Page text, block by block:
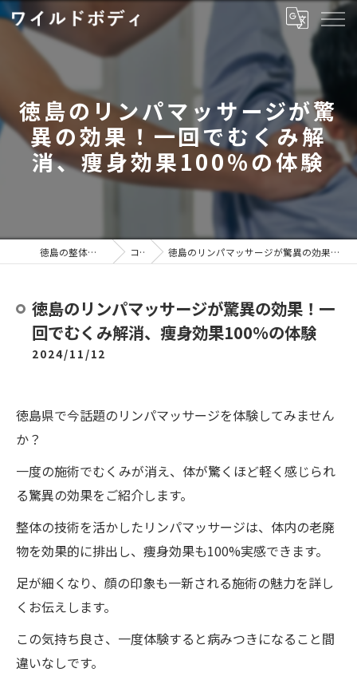
徳島のリンパマッサージが驚
異の効果！一回でむくみ解
消、痩身効果100%の体験
徳島の整体ならワイルドボディ コラム 徳島のリンパマッサージが驚異の効果！一回でむくみ解消、痩身効果100%の体験
徳島のリンパマッサージが驚異の効果！一
回でむくみ解消、痩身効果100%の体験
2024/11/12
徳島県で今話題のリンパマッサージを体験してみません
か？
一度の施術でむくみが消え、体が驚くほど軽く感じられ
る驚異の効果をご紹介します。
整体の技術を活かしたリンパマッサージは、体内の老廃
物を効果的に排出し、痩身効果も100%実感できます。
足が細くなり、顔の印象も一新される施術の魅力を詳し
くお伝えします。
この気持ち良さ、一度体験すると病みつきになること間
違いなしです。